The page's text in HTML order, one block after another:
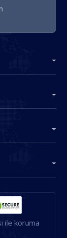
ile koruma